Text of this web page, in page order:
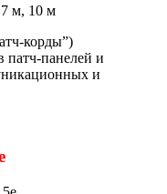
м, 10 м
корды”)
патч-панелей и
и